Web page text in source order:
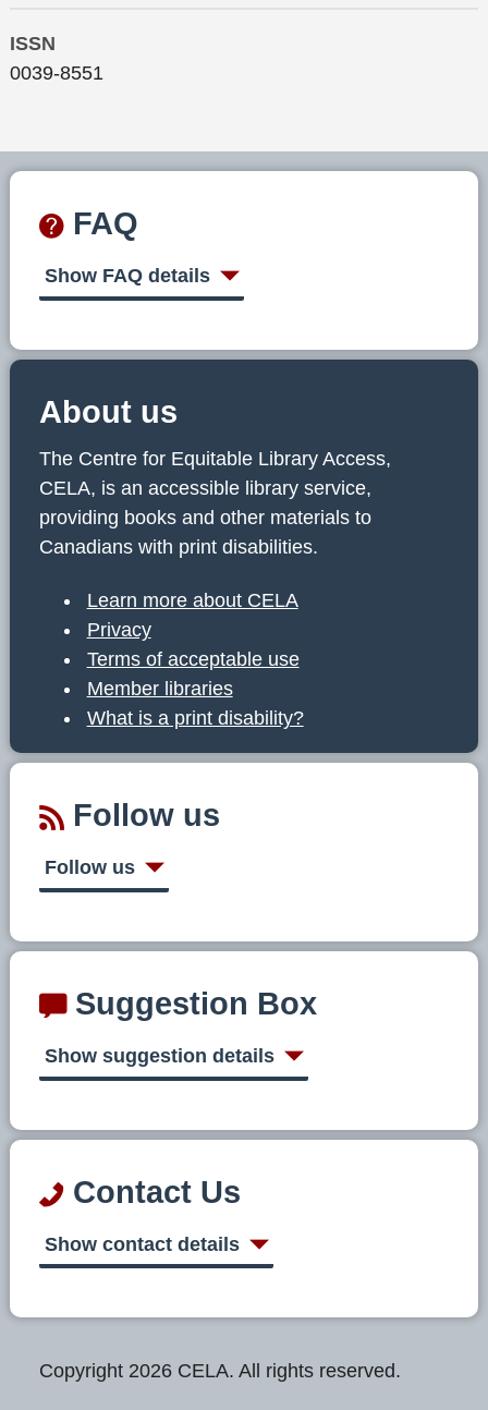
ISSN
0039-8551
FAQ
Show FAQ details
About us
The Centre for Equitable Library Access,
CELA, is an accessible library service,
providing books and other materials to
Canadians with print disabilities.
Learn more about CELA
Privacy
Terms of acceptable use
Member libraries
What is a print disability?
Follow us
Follow us
Suggestion Box
Show suggestion details
Contact Us
Show contact details
Copyright 2026 CELA. All rights reserved.